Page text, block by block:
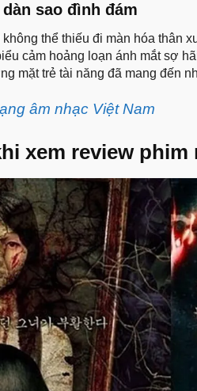
sao đình đám
thể thiếu đi màn hóa thân
cảm hoảng loạn ánh mắt sợ
mặt trẻ tài năng đã mang đến
âm nhạc Việt Nam
xem review phim